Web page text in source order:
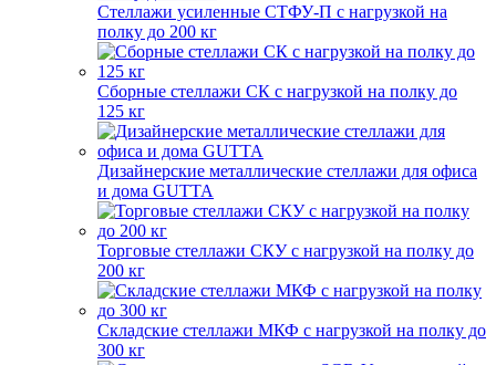
Стеллажи усиленные СТФУ-П с нагрузкой на
полку до 200 кг
Сборные стеллажи СК с нагрузкой на полку до
125 кг
Дизайнерские металлические стеллажи для офиса
и дома GUTTA
Торговые стеллажи СКУ с нагрузкой на полку до
200 кг
Складские стеллажи МКФ с нагрузкой на полку до
300 кг